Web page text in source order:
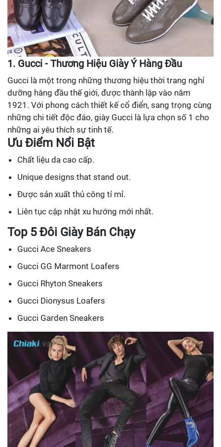
1. Gucci - Thương Hiệu Giày Ý Hàng Đầu
Gucci là một trong những thương hiệu thời trang nghỉ
dưỡng hàng đầu thế giới, được thành lập vào năm
1921. Với phong cách thiết kế cổ điển, sang trọng cùng
những chi tiết độc đáo, giày Gucci là lựa chọn số 1 cho
những ai yêu thích sự tinh tế.
Ưu Điểm Nổi Bật
Chất liệu da cao cấp.
Unique designs that stand out.
Được sản xuất thủ công tỉ mỉ.
Liên tục cập nhật xu hướng mới nhất.
Top 5 Đôi Giày Bán Chạy
Gucci Ace Sneakers
Gucci GG Marmont Loafers
Gucci Rhyton Sneakers
Gucci Dionysus Loafers
Gucci Garden Sneakers